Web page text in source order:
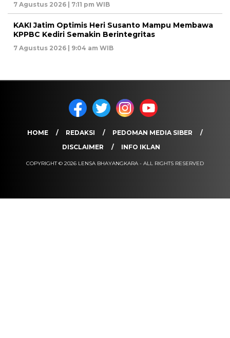
7 Agustus 2026 | 7:11 pm WIB
KAKI Jatim Optimis Heri Susanto Mampu Membawa
KPPBC Kediri Semakin Berintegritas
7 Agustus 2026 | 9:04 am WIB
HOME REDAKSI
PEDOMAN MEDIA SIBER
DISCLAIMER
INFO IKLAN
COPYRIGHT © 2026 LENSA BHAYANGKARA - ALL RIGHTS RESERVED